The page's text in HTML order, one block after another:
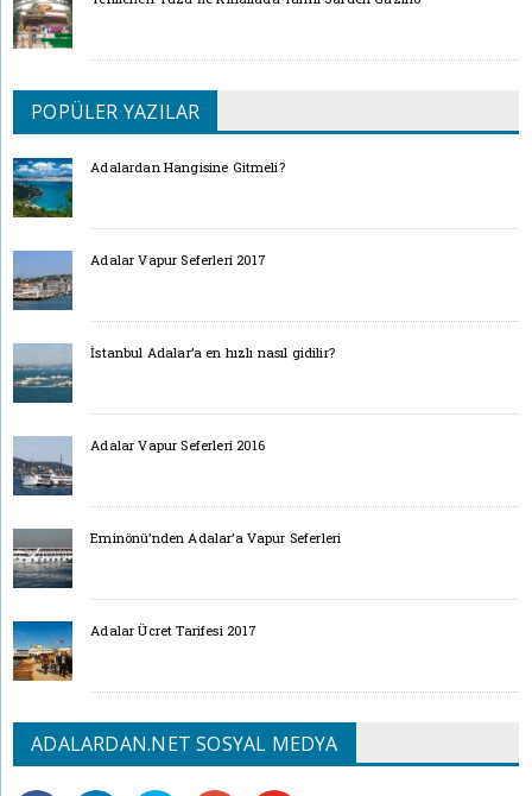
POPÜLER YAZILAR
Adalardan Hangisine Gitmeli?
Adalar Vapur Seferleri 2017
İstanbul Adalar’a en hızlı nasıl gidilir?
Adalar Vapur Seferleri 2016
Eminönü’nden Adalar’a Vapur Seferleri
Adalar Ücret Tarifesi 2017
ADALARDAN.NET SOSYAL MEDYA